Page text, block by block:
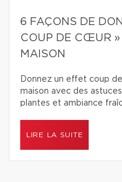
6 FAÇONS DE
COUP DE CŒUR »
MAISON
Donnez un effet coup
maison avec des
plantes et ambiance
LIRE LA SUITE